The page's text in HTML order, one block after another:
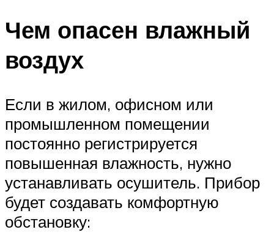
Чем опасен влажный
воздух
Если в жилом, офисном или
промышленном помещении
постоянно регистрируется
повышенная влажность, нужно
устанавливать осушитель. Прибор
будет создавать комфортную
обстановку: